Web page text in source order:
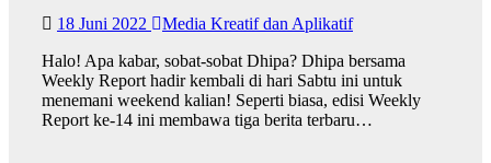
18 Juni 2022
Media Kreatif dan Aplikatif
Halo! Apa kabar, sobat-sobat Dhipa? Dhipa bersama
Weekly Report hadir kembali di hari Sabtu ini untuk
menemani weekend kalian! Seperti biasa, edisi Weekly
Report ke-14 ini membawa tiga berita terbaru…